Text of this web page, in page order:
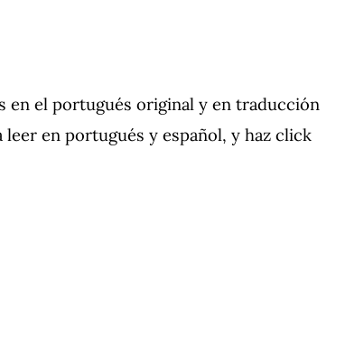
en el portugués original y en traducción
leer en portugués y español, y haz click